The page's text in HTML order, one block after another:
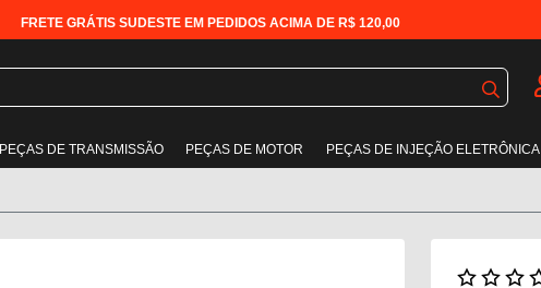
FRETE GRÁTIS SUDESTE EM PEDIDOS ACIMA DE R$ 120,00
PEÇAS DE TRANSMISSÃO PEÇAS DE MOTOR PEÇAS DE INJEÇÃO ELETRÔNICA